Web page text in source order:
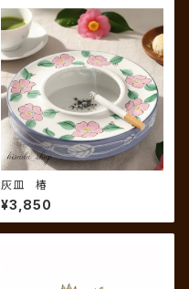
灰皿 椿
¥3,850